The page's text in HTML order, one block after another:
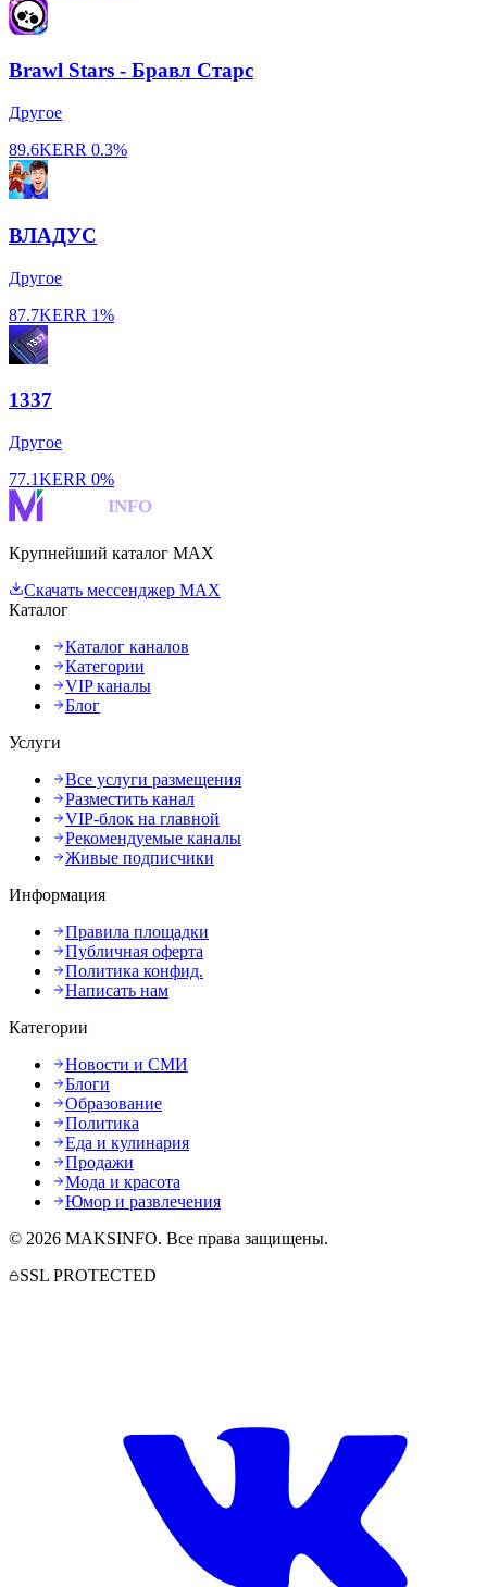
Brawl Stars - Бравл Старс
Другое
89.6KERR 0.3%
ВЛАДУС
Другое
87.7KERR 1%
1337
Другое
77.1KERR 0%
INFO
Крупнейший каталог MAX
Скачать мессенджер MAX
Каталог
Каталог каналов
Категории
VIP каналы
Блог
Услуги
Все услуги размещения
Разместить канал
VIP-блок на главной
Рекомендуемые каналы
Живые подписчики
Информация
Правила площадки
Публичная оферта
Политика конфид.
Написать нам
Категории
Новости и СМИ
Блоги
Образование
Политика
Еда и кулинария
Продажи
Мода и красота
Юмор и развлечения
© 2026 MAKSINFO. Все права защищены.
SSL PROTECTED